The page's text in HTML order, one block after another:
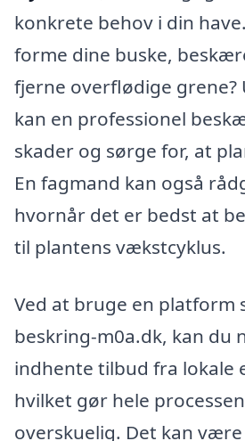
konkrete behov i din
forme dine buske,
fjerne overflødige grene?
kan en professionel
skader og sørge for, at
En fagmand kan også
hvornår det er bedst at
til plantens vækstcyklus.
Ved at bruge en platform
beskring-m0a.dk, kan du
indhente tilbud fra lokale
hvilket gør hele
overskuelig. Det kan